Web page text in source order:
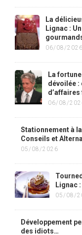
La
Lignac :
06/08/2026
La
dévoilée :
06/08/
Stationnement à
Conseils et
05/08/2026
Lignac
05/08/
Développement
des idiots…